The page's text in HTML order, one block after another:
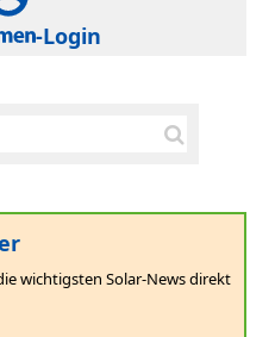
-Login
wichtigsten Solar-News direkt